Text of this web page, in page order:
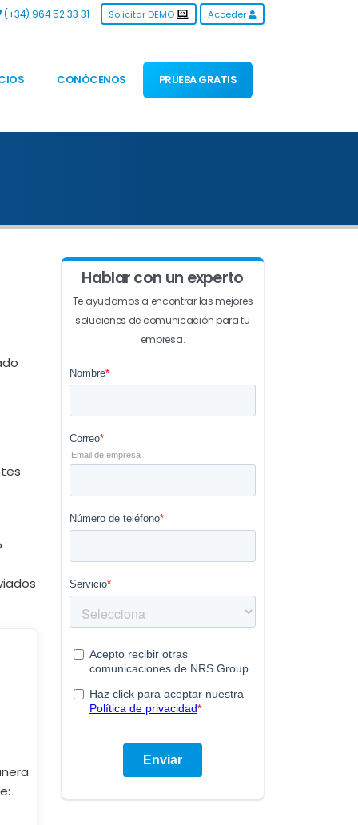
(+34) 964 52 33 31 Solicitar DEMO Acceder
CONÓCENOS PRUEBA GRATIS
Hablar con un experto
Te ayudamos a encontrar las mejores
soluciones de comunicación para tu
empresa.